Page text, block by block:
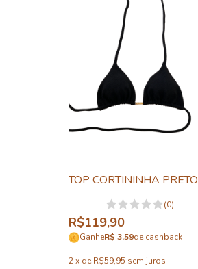
TOP CORTININHA PRETO
(0)
R$119,90
GanheR$ 3,59de cashback
2 x de R$59,95 sem juros